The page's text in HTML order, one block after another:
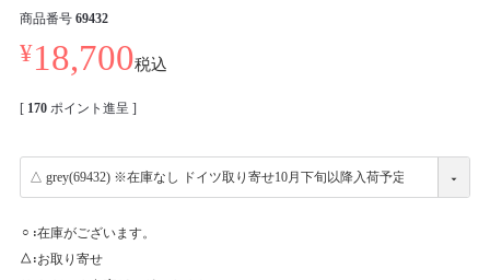
商品番号 69432
¥18,700税込
[ 170 ポイント進呈 ]
○ 在庫がございます。
△ お取り寄せ